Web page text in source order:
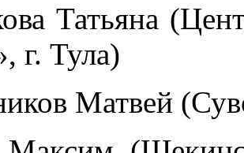
Татьяна
г. Тула)
Матвей